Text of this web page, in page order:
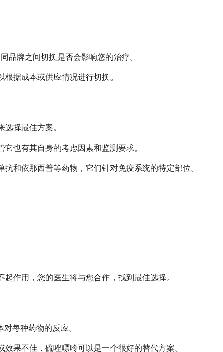
品牌之间切换是否会影响您的治疗。
据成本或供应情况进行切换。
择最佳方案。
也有其自身的考虑因素和监测要求。
和依那西普等药物，它们针对免疫系统的特定部位。
作用，您的医生将与您合作，找到最佳选择。
每种药物的反应。
果不佳，硫唑嘌呤可以是一个很好的替代方案。